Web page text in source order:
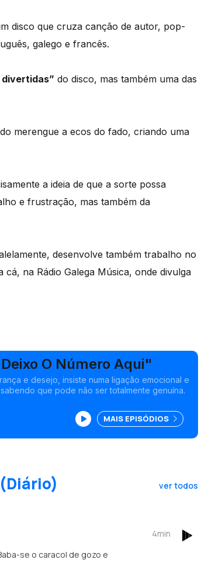
disco que cruza canção de autor, pop-
galego e francês.
divertidas” do disco, mas também uma das
merengue a ecos do fado, criando uma
a ideia de que a sorte possa
e frustração, mas também da
desenvolve também trabalho no
na Rádio Galega Música, onde divulga
O Número Aqui"
e desejo, insiste numa ligação emocional e
que pode não ser totalmente genuína.
MAIS EPISÓDIOS
ver todos
4min